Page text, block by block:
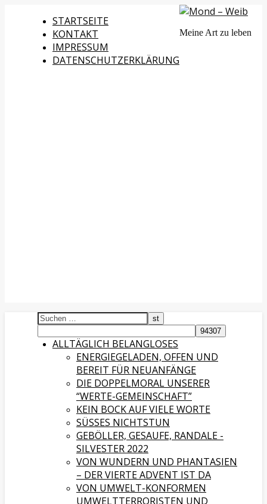
STARTSEITE
KONTAKT
IMPRESSUM
DATENSCHUTZERKLÄRUNG
Meine Art zu leben
ALLTÄGLICH BELANGLOSES
ENERGIEGELADEN, OFFEN UND
BEREIT FÜR NEUANFÄNGE
DIE DOPPELMORAL UNSERER
“WERTE-GEMEINSCHAFT”
KEIN BOCK AUF VIELE WORTE
SÜSSES NICHTSTUN
GEBÖLLER, GESAUFE, RANDALE -
SILVESTER 2022
VON WUNDERN UND PHANTASIEN
– DER VIERTE ADVENT IST DA
VON UMWELT-KONFORMEN
UMWELTTERRORISTEN UND